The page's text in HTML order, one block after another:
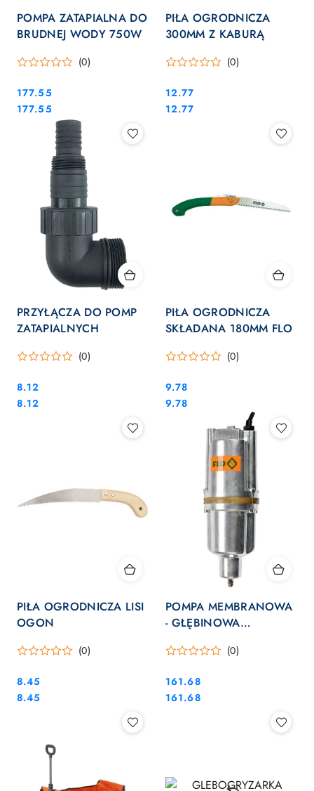
POMPA ZATAPIALNA DO
BRUDNEJ WODY 750W
(0)
Cena:
177.55
Cena:
177.55
PIŁA OGRODNICZA
300MM Z KABURĄ
(0)
Cena:
12.77
Cena:
12.77
PRZYŁĄCZA DO POMP
ZATAPIALNYCH
(0)
Cena:
8.12
Cena:
8.12
PIŁA OGRODNICZA
SKŁADANA 180MM FLO
(0)
Cena:
9.78
Cena:
9.78
PIŁA OGRODNICZA LISI
OGON
(0)
Cena:
8.45
Cena:
8.45
POMPA MEMBRANOWA
- GŁĘBINOWA
79944
(0)
Cena:
161.68
Cena:
161.68